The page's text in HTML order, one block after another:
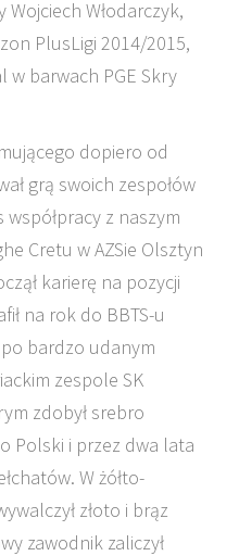
Włodarczyk,
PlusLigi 2014/2015,
w barwach PGE Skry
dopiero od
grą swoich zespołów
z naszym
Cretu w AZSie Olsztyn
karierę na pozycji
na rok do BBTS-u
bardzo udanym
zespole SK
zdobył srebro
Polski i przez dwa lata
W żółto-
złoto i brąz
zawodnik zaliczył